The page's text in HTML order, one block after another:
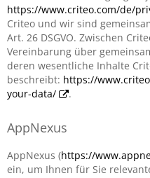
https://www.criteo.com/de/
Criteo und wir sind
Art. 26 DSGVO. Zwischen
Vereinbarung über
deren wesentliche Inhalte
beschreibt: https://
your-data/
.
AppNexus
AppNexus (https://
ein, um Ihnen für Sie